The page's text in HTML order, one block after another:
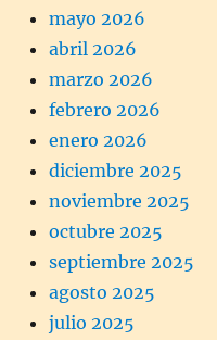
mayo 2026
abril 2026
marzo 2026
febrero 2026
enero 2026
diciembre 2025
noviembre 2025
octubre 2025
septiembre 2025
agosto 2025
julio 2025